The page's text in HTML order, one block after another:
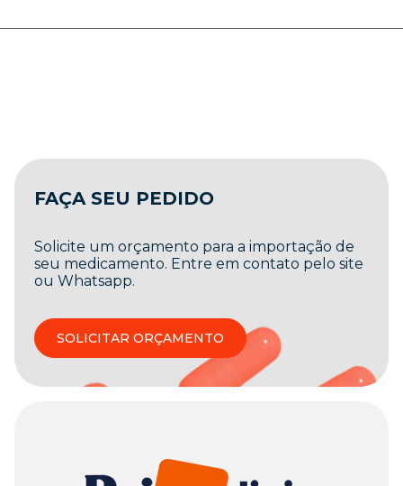
FAÇA SEU PEDIDO
Solicite um orçamento para a importação de
seu medicamento. Entre em contato pelo site
ou Whatsapp.
SOLICITAR ORÇAMENTO